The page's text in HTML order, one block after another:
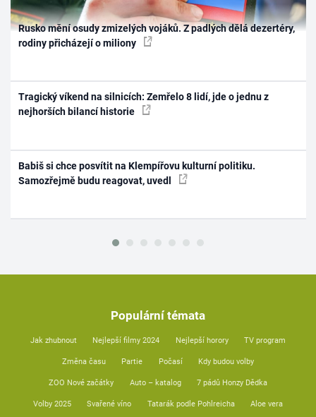
Rusko mění osudy zmizelých vojáků. Z padlých dělá dezertéry,
rodiny přicházejí o miliony
Tragický víkend na silnicích: Zemřelo 8 lidí, jde o jednu z
nejhorších bilancí historie
Babiš si chce posvítit na Klempířovu kulturní politiku.
Samozřejmě budu reagovat, uvedl
Populární témata
Jak zhubnout Nejlepší filmy 2024 Nejlepší horory TV program
Změna času Partie Počasí Kdy budou volby
ZOO Nové začátky Auto – katalog 7 pádů Honzy Dědka
Volby 2025 Svařené víno Tatarák podle Pohlreicha Aloe vera